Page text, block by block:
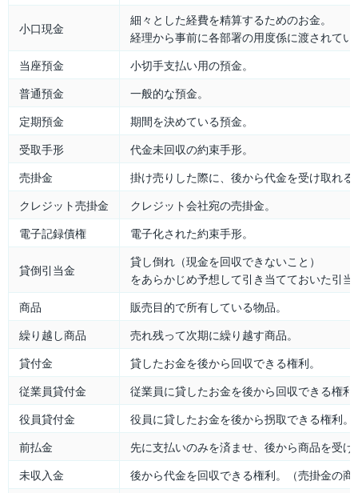
小口現金
細々とした経費を精算するためのお金。
経理から事前に各部署の用度係に渡されてい
当座預金
小切手支払い用の預金。
普通預金
一般的な預金。
定期預金
期間を決めている預金。
受取手形
代金未回収の約束手形。
売掛金
掛け売りした際に、後から代金を受け取れる
クレジット売掛金
クレジット会社宛の売掛金。
電子記録債権
電子化された約束手形。
貸倒引当金
貸し倒れ（現金を回収できないこと）
をあらかじめ予想して引き当てておいた引当
商品
販売目的で所有している物品。
繰り越し商品
売れ残って次期に繰り越す商品。
貸付金
貸したお金を後から回収できる権利。
従業員貸付金
従業員に貸したお金を後から回収できる権利
役員貸付金
役員に貸したお金を後から拐取できる権利。
前払金
先に支払いのみを済ませ、後から商品を受
未収入金
後から代金を回収できる権利。（売掛金の商